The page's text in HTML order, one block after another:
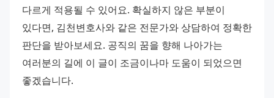
다르게 적용될 수 있어요. 확실하지 않은 부분이
있다면, 김천변호사와 같은 전문가와 상담하여 정확한
판단을 받아보세요. 공직의 꿈을 향해 나아가는
여러분의 길에 이 글이 조금이나마 도움이 되었으면
좋겠습니다.